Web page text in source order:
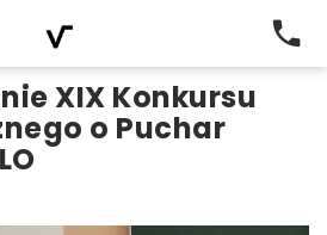
XIX Konkursu
o Puchar